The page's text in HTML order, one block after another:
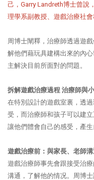
己，Garry Landreth博士曾
理學系副教授、遊戲治療社
周博士闡釋，治療師透過遊
解他們藉玩具建構出來的內
主解決目前所面對的問題。
拆解遊戲治療過程 治療師與
在特別設計的遊戲室裏，透
受，而治療師和孩子可以建
讓他們體會自己的感受，產
遊戲治療前：與家長、老師
遊戲治療師事先會跟接受治
溝通，了解他的情况。周博